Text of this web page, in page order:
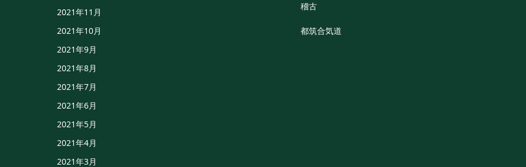
2021年11月
2021年10月
2021年9月
2021年8月
2021年7月
2021年6月
2021年5月
2021年4月
2021年3月
稽古
都筑合気道